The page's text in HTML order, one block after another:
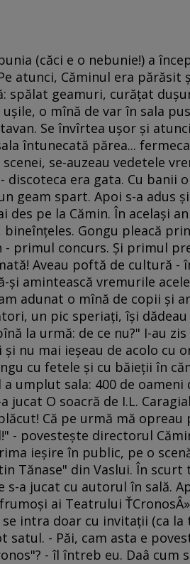
(căci e o nebunie!) a
atunci, Căminul era
spălat geamuri, curăţat
o mînă de var în sala
Se învîrtea uşor şi
întunecată părea...
se-auzeau vedetele
discoteca era gata. Cu banii
geam spart. Apoi s-a adus
des pe la Cămin. În acelaşi
bineînţeles. Gongu pleacă
- primul concurs. Şi primul
Aveau poftă de cultură -
şi amintească vremurile
adunat o mînă de copii şi
un pic speriaţi, îşi
la urmă: de ce nu?" I-au
şi nu mai ieşeau de acolo cu
cu fetele şi cu băieţii în
a umplut sala: 400 de
jucat O soacră de I.L.
Că pe urmă mă
- povesteşte directorul
ieşire în public, pe o
Tănase" din Vaslui. În
s-a jucat cu autorul în sală.
ai Teatrului
intra doar cu invitaţii (ca
satul. - Păi, cam asta e
- îl întreb eu. Daâ